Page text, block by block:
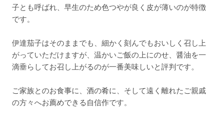
子とも呼ばれ、早生のため色つやが良く皮が薄いのが特徴
です。
伊達茄子はそのままでも、細かく刻んでもおいしく召し上
がっていただけますが、温かいご飯の上にのせ、醤油を一
滴垂らしてお召し上がるのが一番美味しいと評判です。
ご家族とのお食事に、酒の肴に、そして遠く離れたご親戚
の方々へお薦めできる自信作です。